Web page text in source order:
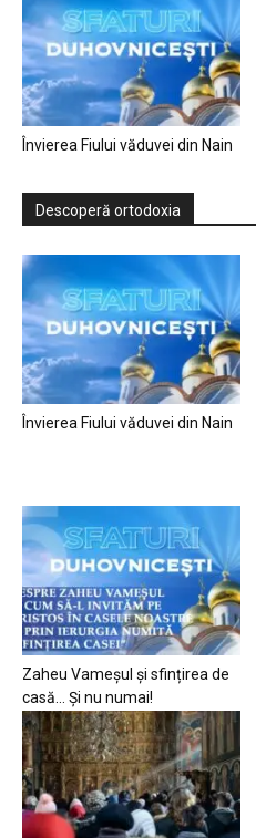
Învierea Fiului văduvei din Nain
Descoperă ortodoxia
Învierea Fiului văduvei din Nain
Zaheu Vameșul și sfințirea de
casă… Și nu numai!